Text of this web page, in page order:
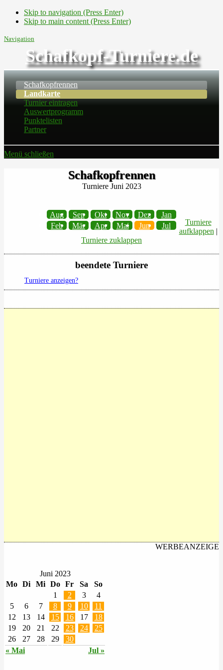
Skip to navigation (Press Enter)
Skip to main content (Press Enter)
Navigation
Schafkopf-Turniere.de
Schafkopfrennen
Landkarte
Turnier eintragen
Auswertprogramm
Punktelisten
Partner
Menü schließen
Schafkopfrennen
Turniere Juni 2023
Aug Sep Okt Nov Dez
Jan
Feb
Mär Apr Mai Jun Jul
Turniere
aufklappen |
Turniere zuklappen
beendete Turniere
Turniere anzeigen?
WERBEANZEIGE
Juni 2023
Mo Di Mi Do Fr Sa So
« Mai Jul »
1 2 3
4
5
6 7 8 9 10
11
12
13 14 15 16 17
18
19
20 21 22 23 24
25
26
27 28 29 30